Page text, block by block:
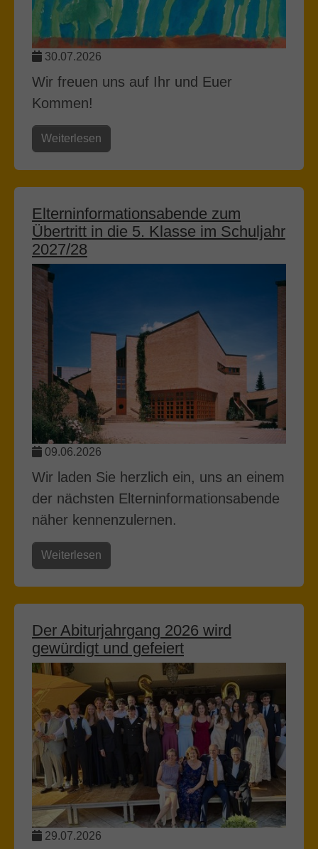
30.07.2026
Wir freuen uns auf Ihr und Euer
Kommen!
Weiterlesen
Elterninformationsabende zum
Übertritt in die 5. Klasse im Schuljahr
2027/28
09.06.2026
Wir laden Sie herzlich ein, uns an einem
der nächsten Elterninformationsabende
näher kennenzulernen.
Weiterlesen
Der Abiturjahrgang 2026 wird
gewürdigt und gefeiert
29.07.2026